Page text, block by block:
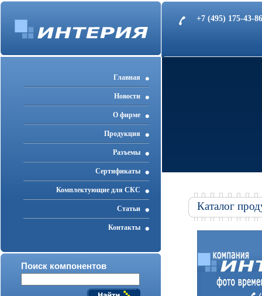
+7 (495) 175-43-
Главная
Новости
О фирме
Продукция
Разъемы
Cертификаты
Комплектующие для СКС
Статьи
Контакты
Поиск компонентов
Каталог